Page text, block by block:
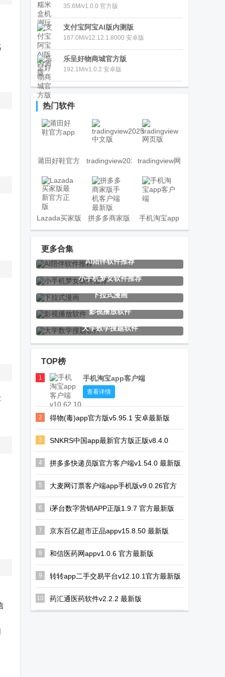
35.6M/v1.0.0 官方版
支付宝阿宝AI版内测版
167.0M/v12.12.1.8000 安卓版
乐呈好物商城官方版
192.1M/v1.0.2 安卓版
热门软件
莆田好鞋官方
tradingview2025
中文版
tradingview网
页版
Lazada买家版
最新官方正版
拼多多商家版
手机客户端最
手机淘宝app
客户端
潮玩宇宙app
tradingview国
MT4官方正版
懂鸟全球鸟类
WiFi钥匙精简
百度网盘精简
版app
恋语AI聊天
(LianYu)
MBox内置版
电视版
wowwoo哇呜
小手机
莲花LIANHUA
AI聊天
汽车扫描仪
更多合集
AI陪伴软件推荐
小手机梦女软件推荐
下拉式漫画
影视播放软件
大学数学搜题软件
TOP榜
1 手机淘宝app客户端
查看详情
2 得物(毒)app官方版v5.95.1 安卓最新版
3 SNKRS中国app最新官方版正版v8.4.0
4 拼多多快递员版官方客户端v1.54.0 最新版
5
大麦网订票客户端app手机版v9.0.26官方
正版
6 i茅台数字营销APP正版1.9.7 官方最新版
7 京东百亿超市正品appv15.8.50 最新版
8 和信医药网appv1.0.6 官方最新版
9 转转app二手交易平台v12.10.1官方最新版
10 药汇通医药软件v2.2.2 最新版